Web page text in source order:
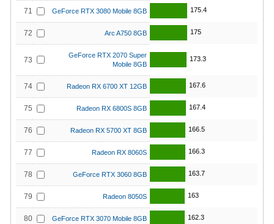
71 GeForce RTX 3080 Mobile 8GB 175.4
72 Arc A750 8GB 175
73
GeForce RTX 2070 Super
Mobile 8GB
173.3
74 Radeon RX 6700 XT 12GB 167.6
75 Radeon RX 6800S 8GB 167.4
76 Radeon RX 5700 XT 8GB 166.5
77 Radeon RX 8060S 166.3
78 GeForce RTX 3060 8GB 163.7
79 Radeon 8050S 163
80 GeForce RTX 3070 Mobile 8GB 162.3